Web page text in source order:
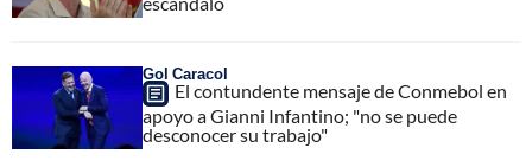
Gol Caracol
El contundente mensaje de Conmebol en
apoyo a Gianni Infantino; "no se puede
desconocer su trabajo"